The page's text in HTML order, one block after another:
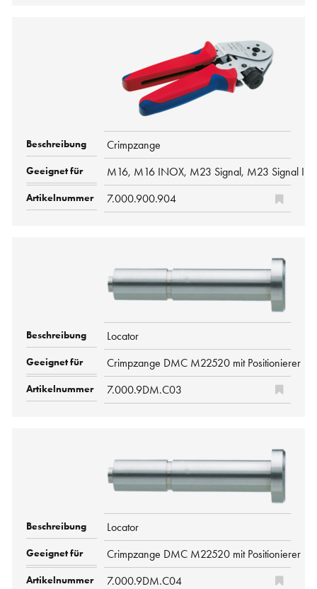
Crimpzange
M16, M16 INOX, M23 Signal, M23 Signal
7.000.900.904
Locator
Crimpzange DMC M22520 mit Positionierer
7.000.9DM.C03
Locator
Crimpzange DMC M22520 mit Positionierer
7.000.9DM.C04